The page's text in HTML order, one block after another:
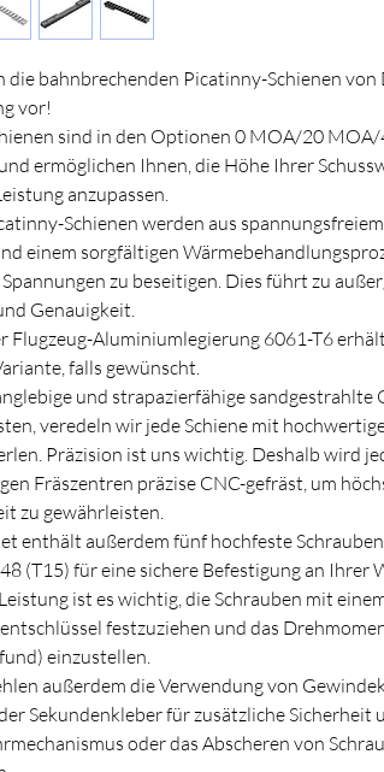
die bahnbrechenden Picatinny-Schienen von
vor!
sind in den Optionen 0 MOA/20
ermöglichen Ihnen, die Höhe Ihrer
anzupassen.
Schienen werden aus
einem sorgfältigen
zu beseitigen. Dies führt zu
Genauigkeit.
Flugzeug-Aluminiumlegierung 6061-T6
falls gewünscht.
und strapazierfähige sandgestrahlte
veredeln wir jede Schiene mit
Präzision ist uns wichtig. Deshalb wird
Fräszentren präzise CNC-gefräst, um
zu gewährleisten.
enthält außerdem fünf hochfeste
(T15) für eine sichere Befestigung an Ihrer
ist es wichtig, die Schrauben mit
festzuziehen und das
einzustellen.
außerdem die Verwendung von
Sekundenkleber für zusätzliche Sicherheit
oder das Abscheren von